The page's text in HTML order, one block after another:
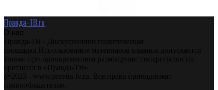
Правда-ТВ.ru
О нас
Правда-ТВ - Дискуссионно политическая
площадка.Использование материалов издания допускается
только при одновременном размещении гиперссылки на
оригинал в «Правда-ТВ»
@2023 - www.pravda-tv.ru. Все права принадлежат
правообладателям.